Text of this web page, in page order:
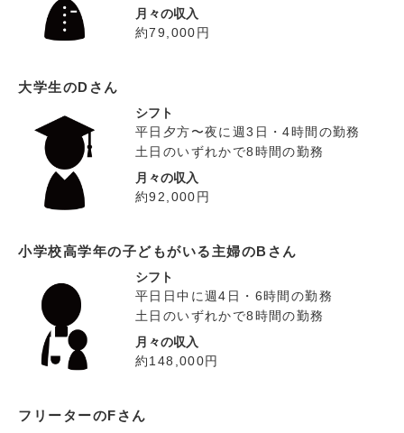
月々の収入
約79,000円
大学生のDさん
シフト
平日夕方〜夜に週3日・4時間の勤務
土日のいずれかで8時間の勤務
月々の収入
約92,000円
小学校高学年の子どもがいる主婦のBさん
シフト
平日日中に週4日・6時間の勤務
土日のいずれかで8時間の勤務
月々の収入
約148,000円
フリーターのFさん